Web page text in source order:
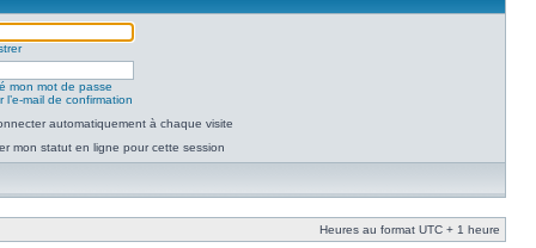
mon mot de passe
l’e-mail de confirmation
automatiquement à chaque visite
mon statut en ligne pour cette session
Heures au format UTC + 1 heure